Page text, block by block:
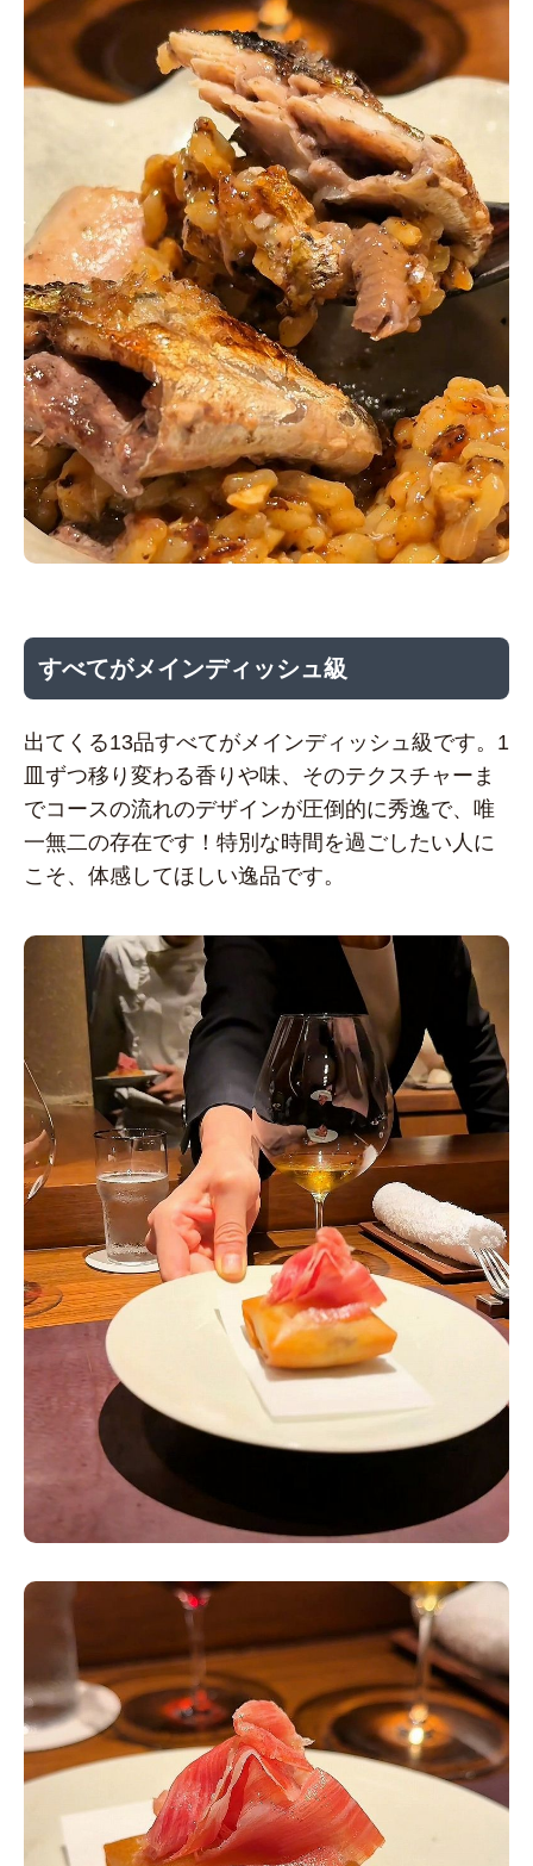
すべてがメインディッシュ級
出てくる13品すべてがメインディッシュ級です。1
皿ずつ移り変わる香りや味、そのテクスチャーま
でコースの流れのデザインが圧倒的に秀逸で、唯
一無二の存在です！特別な時間を過ごしたい人に
こそ、体感してほしい逸品です。